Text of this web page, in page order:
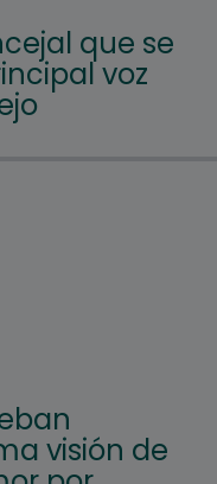
que se
voz
visión de